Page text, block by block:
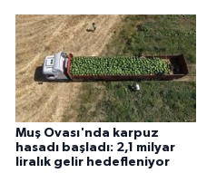
Muş Ovası'nda karpuz
hasadı başladı: 2,1 milyar
liralık gelir hedefleniyor